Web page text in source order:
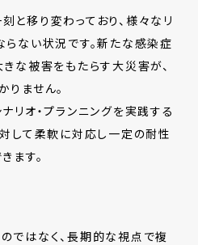
と移り変わっており、様々なリ
らない状況です。新たな感染症
な被害をもたらす大災害が、
ません。
リオ・プランニングを実践する
して柔軟に対応し一定の耐性
ます。
ではなく、長期的な視点で複